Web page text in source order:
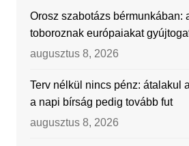
Orosz szabotázs bérmunkában:
toboroznak európaiakat
augusztus 8, 2026
Terv nélkül nincs pénz: átalakul
a napi bírság pedig tovább fut
augusztus 8, 2026